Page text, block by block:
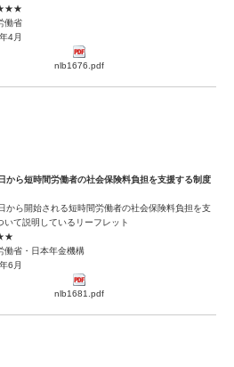
働省
4月
nlb1676.pdf
から短時間労働者の社会保険料負担を支援する制度
から開始される短時間労働者の社会保険料負担を支
いて説明しているリーフレット
働省・日本年金機構
6月
nlb1681.pdf